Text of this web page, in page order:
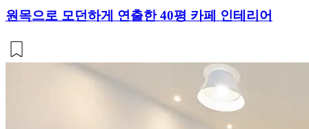
원목으로 모던하게 연출한 40평 카페 인테리어